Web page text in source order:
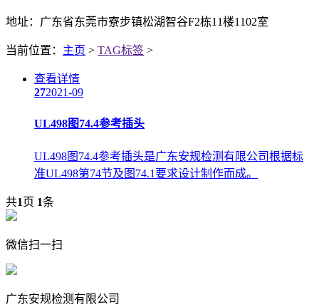
地址：广东省东莞市寮步镇松湖智谷F2栋11楼1102室
当前位置： 主页 > TAG标签 >
查看详情
272021-09
UL498图74.4参考插头
UL498图74.4参考插头是广东安规检测有限公司根据标
准UL498第74节及图74.1要求设计制作而成。
共1页 1条
微信扫一扫
广东安规检测有限公司